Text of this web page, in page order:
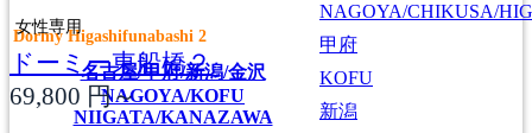
名古屋/甲府/新潟/金沢
NAGOYA/KOFU
NIIGATA/KANAZAWA
NAGOYA/CHIKUSA/
甲府
KOFU
新潟
女性専用
Dormy Higashifunabashi 2
ドーミー東船橋２
69,800 円～